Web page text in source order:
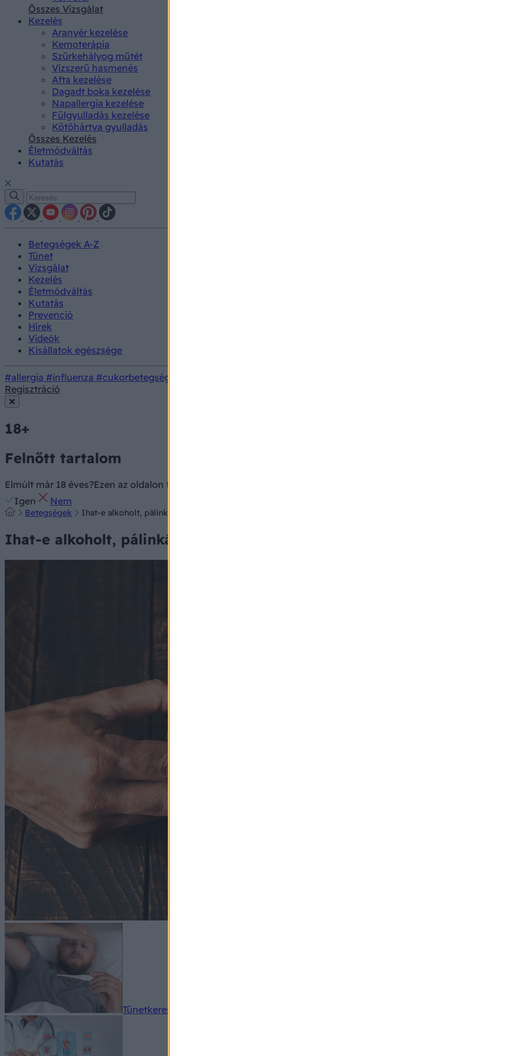
Összes Vizsgálat
Kezelés
Aranyér kezelése
Kemoterápia
Szürkehályog műtét
Vízszerű hasmenés
Afta kezelése
Dagadt boka kezelése
Napallergia kezelése
Fülgyulladás kezelése
Kötőhártya gyulladás
Összes Kezelés
Életmódváltás
Kutatás
Betegségek A-Z
Tünet
Vizsgálat
Kezelés
Életmódváltás
Kutatás
Prevenció
Hírek
Videók
Kisállatok egészsége
#allergia #influenza #cukorbetegség
Regisztráció
18+
Felnőtt tartalom
Elmúlt már 18 éves?Ezen az oldalon felnőtt tartalom található!
Igen
Nem
Betegségek Ihat-e alkoholt, pálinkát az, aki cukorbeteg, inzulinrezisztens?
Ihat-e alkoholt, pálinkát az, aki cukorbeteg, inzulinrezisztens?
Tünetkereső